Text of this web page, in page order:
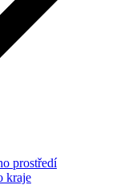
prostředí
kraje